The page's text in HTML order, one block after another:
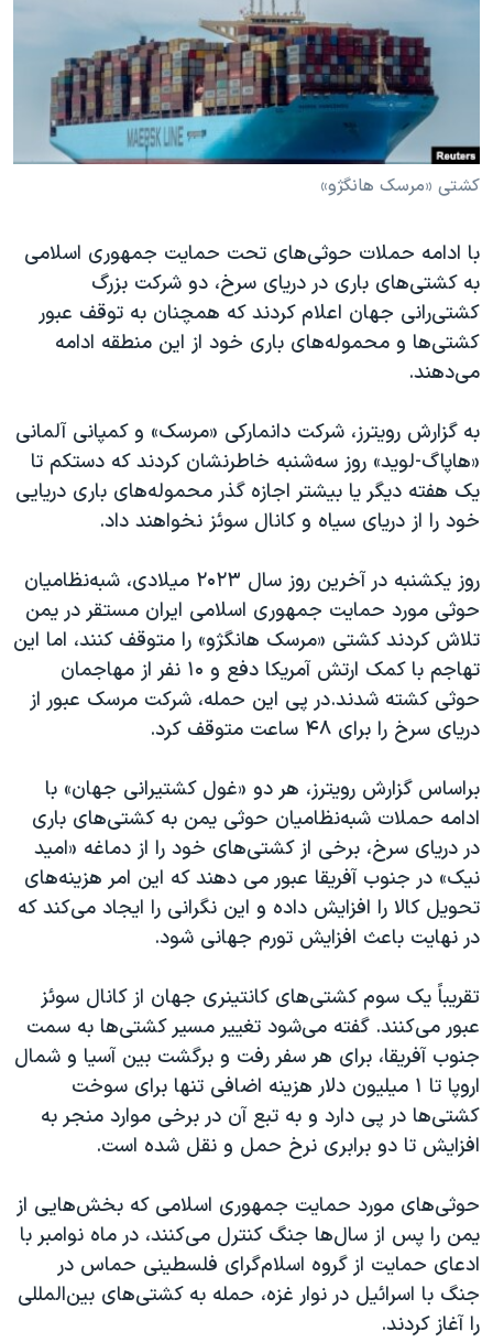
فرهنگ و زندگی
حقوق شهروندی
اقتصادی
علم و فناوری
اسرائیل در جنگ
آرشیو پخش زنده
مستندها
انتخابات ریاست جمهوری آمریکا ۲۰۲۴
حمله جمهوری اسلامی به اسرائیل
رمز مهسا
ورزش زنان در ایران
مجموعه مستندهای دادخواهی
تریبونال مردمی آبان ۹۸
دادگاه حمید نوری
چهل سال گروگان‌گیری
اعتراضات مردمی آبان ۹۸
اسرائیل در جنگ
نرگس محمدی برنده جایزه نوبل صلح
همایش محافظه‌کاران آمریکا «سی‌پک»
صفحه‌های ویژه
سفر پرزیدنت ترامپ به چین
زبانهای مختلف
کشتی «مرسک هانگژو»
با ادامه حملات حوثی‌های تحت حمایت جمهوری اسلامی
به کشتی‌های باری در دریای سرخ، دو شرکت بزرگ
کشتی‌رانی جهان اعلام کردند که همچنان به توقف عبور
کشتی‌ها و محموله‌های باری خود از این منطقه ادامه
می‌دهند.
به گزارش رویترز، شرکت دانمارکی «مرسک» و کمپانی آلمانی
«هاپاگ-لوید» روز سه‌شنبه خاطرنشان کردند که دستکم تا
یک هفته دیگر یا بیشتر اجازه گذر محموله‌های باری دریایی
خود را از دریای سیاه و کانال سوئز نخواهند داد.
روز یکشنبه در آخرین روز سال ۲۰۲۳ میلادی، شبه‌نظامیان
حوثی مورد حمایت جمهوری اسلامی ایران مستقر در یمن
تلاش کردند کشتی «مرسک هانگژو» را متوقف کنند، اما این
تهاجم با کمک ارتش آمریکا دفع و ۱۰ نفر از مهاجمان
حوثی کشته شدند.در پی این حمله، شرکت مرسک عبور از
دریای سرخ را برای ۴۸ ساعت متوقف کرد.
براساس گزارش رویترز، هر دو «غول کشتیرانی جهان» با
ادامه حملات شبه‌نظامیان حوثی یمن به کشتی‌های باری
در دریای سرخ، برخی از کشتی‌های خود را از دماغه «امید
نیک» در جنوب آفریقا عبور می دهند که این امر هزینه‌های
تحویل کالا را افزایش داده و این نگرانی را ایجاد می‌کند که
در نهایت باعث افزایش تورم جهانی شود.
تقریباً یک سوم کشتی‌های کانتینری جهان از کانال سوئز
عبور می‌کنند. گفته می‌شود تغییر مسیر کشتی‌ها به سمت
جنوب آفریقا، برای هر سفر رفت و برگشت بین آسیا و شمال
اروپا تا ۱ میلیون دلار هزینه اضافی تنها برای سوخت
کشتی‌ها در پی دارد و به تبع آن در برخی موارد منجر به
افزایش تا دو برابری نرخ حمل و نقل شده است.
حوثی‌های مورد حمایت جمهوری اسلامی که بخش‌هایی از
یمن را پس از سال‌ها جنگ کنترل می‌کنند، در ماه نوامبر با
ادعای حمایت از گروه اسلام‌گرای فلسطینی حماس در
جنگ با اسرائیل در نوار غزه، حمله به کشتی‌های بین‌المللی
را آغاز کردند.